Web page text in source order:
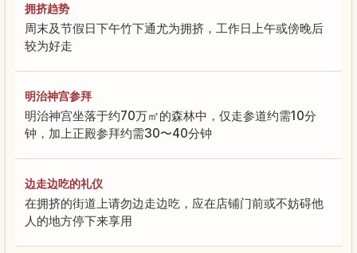
拥挤趋势
周末及节假日下午竹下通尤为拥挤，工作日上午或傍晚后
较为好走
明治神宫参拜
明治神宫坐落于约70万㎡的森林中，仅走参道约需10分
钟，加上正殿参拜约需30〜40分钟
边走边吃的礼仪
在拥挤的街道上请勿边走边吃，应在店铺门前或不妨碍他
人的地方停下来享用